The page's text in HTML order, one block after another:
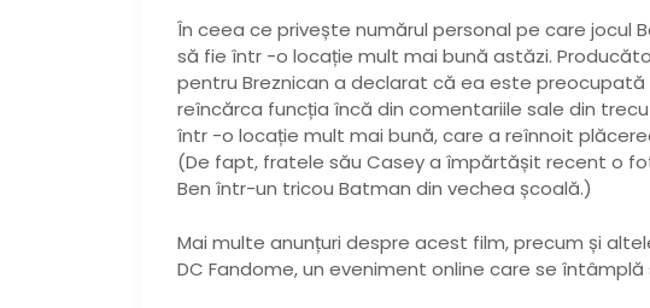
În ceea ce privește numărul personal pe care jocul
să fie într -o locație mult mai bună astăzi.
pentru Breznican a declarat că ea este
reîncărca funcția încă din comentariile sale din
într -o locație mult mai bună, care a reînnoit
(De fapt, fratele său Casey a împărtășit recent o
Ben într-un tricou Batman din vechea școală.)
Mai multe anunțuri despre acest film, precum și
DC Fandome, un eveniment online care se